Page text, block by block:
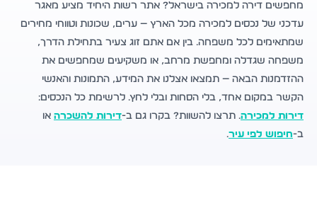
מחפשים דירה למכירה בישראל? אתר רשות היחיד מציע מאגר
עדכני של נכסים למכירה מכל הארץ — ערים, שכונות וטווחי מחירים
שמתאימים לכל משפחה. בין אם אתם זוג צעיר בתחילת הדרך,
משפחה שגדלה ומחפשת מרחב, או משקיעים שמחפשים את
ההזדמנות הבאה — תמצאו אצלנו את המידע, התמונות והאנשי
הקשר במקום אחד, בלי הסחות ובלי לחץ. לרשימת כל הנכסים:
דירות למכירה. תרצו להשוות? בקרו גם ב-דירות להשכרה או
ב-חיפוש לפי עיר.